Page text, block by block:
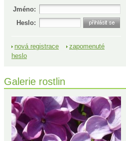
Jméno:
Heslo:
nová registrace
zapomenuté
heslo
Galerie rostlin